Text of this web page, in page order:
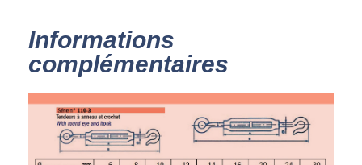
Informations
complémentaires